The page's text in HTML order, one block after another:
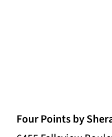
Four Points by